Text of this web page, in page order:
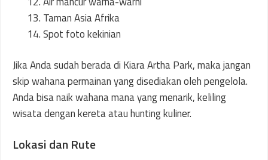
Taman Asia Afrika
Spot foto kekinian
Jika Anda sudah berada di Kiara Artha Park, maka jangan
skip wahana permainan yang disediakan oleh pengelola.
Anda bisa naik wahana mana yang menarik, keliling
wisata dengan kereta atau hunting kuliner.
Lokasi dan Rute